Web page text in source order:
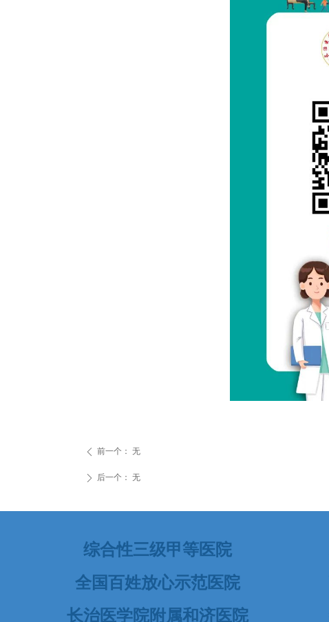
ꄴ 前一个： 无
ꄲ 后一个： 无
综合性三级甲等医院
全国百姓放心示范医院
长治医学院附属和济医院